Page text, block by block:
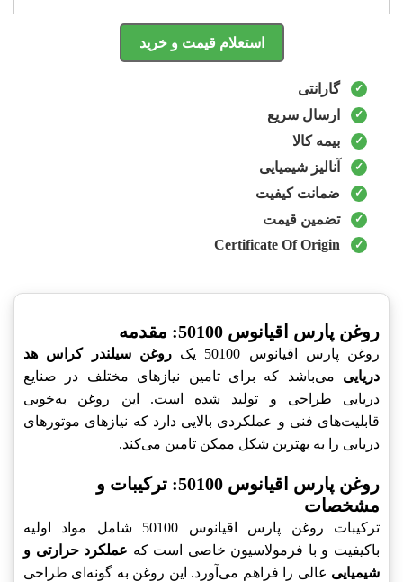
استعلام قیمت و خرید
گارانتی
ارسال سریع
بیمه کالا
آنالیز شیمیایی
ضمانت کیفیت
تضمین قیمت
Certificate Of Origin
روغن پارس اقیانوس 50100: مقدمه
روغن پارس اقیانوس 50100 یک
روغن سیلندر کراس هد
دریایی می‌باشد که برای تامین نیازهای مختلف در صنایع
دریایی طراحی و تولید شده است. این روغن به‌خوبی
قابلیت‌های فنی و عملکردی بالایی دارد که نیازهای موتورهای
دریایی را به بهترین شکل ممکن تامین می‌کند.
روغن پارس اقیانوس 50100: ترکیبات و
مشخصات
ترکیبات روغن پارس اقیانوس 50100 شامل مواد اولیه
باکیفیت و با فرمولاسیون خاصی است که عملکرد حرارتی و
شیمیایی عالی را فراهم می‌آورد. این روغن به گونه‌ای طراحی